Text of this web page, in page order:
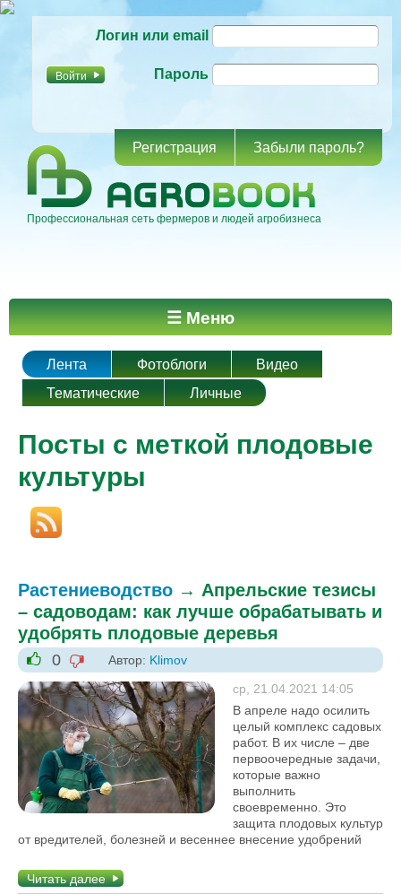
основному
Логин или email
Пароль
Регистрация Забыли пароль?
Профессиональная сеть фермеров и людей агробизнеса
Главное меню ☰ Меню
Лента Фотоблоги
Видео
Тематические
Личные
Посты с меткой плодовые
культуры
Растениеводство → Апрельские тезисы
– садоводам: как лучше обрабатывать и
удобрять плодовые деревья
+1
0
-1
Автор: Klimov
ср, 21.04.2021 14:05
В апреле надо осилить
целый комплекс садовых
работ. В их числе – две
первоочередные задачи,
которые важно
выполнить
своевременно. Это
защита плодовых культур
от вредителей, болезней и весеннее внесение удобрений
Читать далее